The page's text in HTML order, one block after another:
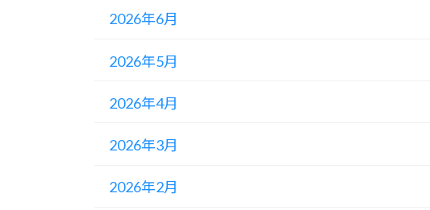
2026年6月
2026年5月
2026年4月
2026年3月
2026年2月